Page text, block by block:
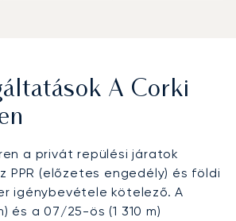
A Corki
a privát repülési járatok
PPR (előzetes engedély) és földi
igénybevétele kötelező. A
és a 07/25-ös (1 310 m)